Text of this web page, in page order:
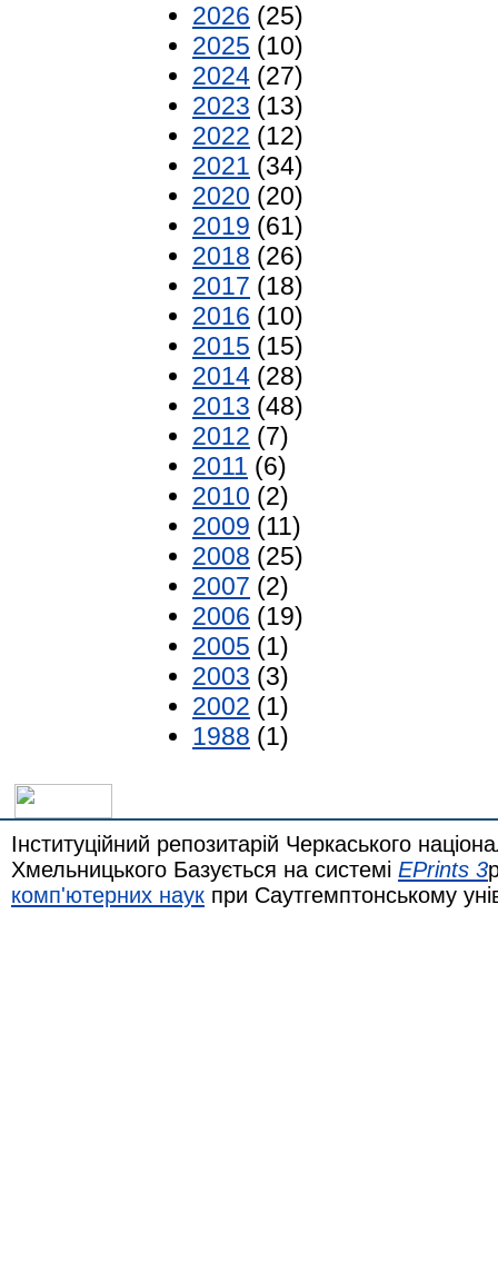
2026 (25)
2025 (10)
2024 (27)
2023 (13)
2022 (12)
2021 (34)
2020 (20)
2019 (61)
2018 (26)
2017 (18)
2016 (10)
2015 (15)
2014 (28)
2013 (48)
2012 (7)
2011 (6)
2010 (2)
2009 (11)
2008 (25)
2007 (2)
2006 (19)
2005 (1)
2003 (3)
2002 (1)
1988 (1)
Інституційний репозитарій Черкаського
Хмельницького Базується на системі EPrints 3
комп'ютерних наук при Саутгемптонському